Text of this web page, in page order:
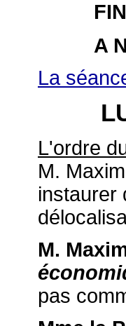
A
La
L'ordre
M.
instaurer
M.
pas